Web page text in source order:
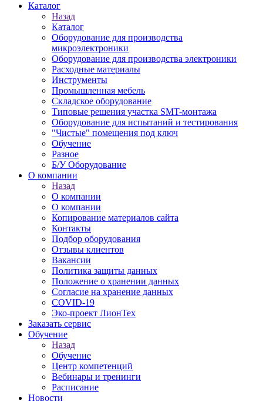
Каталог
Назад
Каталог
Оборудование для производства
микроэлектроники
Оборудование для производства электроники
Расходные материалы
Инструменты
Промышленная мебель
Складское оборудование
Типовые решения участка SMT-монтажа
Оборудование для испытаний и тестирования
"Чистые" помещения под ключ
Обучение
Разное
Б/У Оборудование
О компании
Назад
О компании
О компании
Копирование материалов сайта
Контакты
Подбор оборудования
Отзывы клиентов
Вакансии
Политика защиты данных
Положение о хранении данных
Согласие на хранение данных
COVID-19
Эко-проект ЛионТех
Заказать сервис
Обучение
Назад
Обучение
Центр компетенций
Вебинары и тренинги
Расписание
Новости